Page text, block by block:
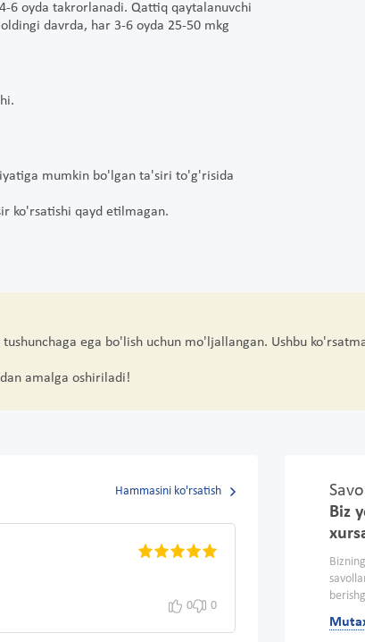
6 oyda takrorlanadi. Qattiq qaytalanuvchi
davrda, har 3-6 oyda 25-50 mkg
mumkin bo'lgan ta'siri to'g'risida
ko'rsatishi qayd etilmagan.
ega bo'lish uchun mo'ljallangan. Ushbu
amalga oshiriladi!
Hammasini ko'rsatish
0 0
Biz